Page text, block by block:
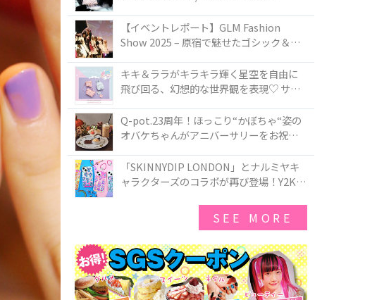
TOKYO
【イベントレポート】GLM Fashion
Show 2025 – 原宿で魅せたゴシック＆ロ
キキ＆ララがキラキラ輝く星空を自由に
飛び回る、幻想的な世界観を表現♡ サマ
50周年アニバーサリーイヤー』を記念し
たコレクションが登場
Q-pot.23周年！ほっこり“かぼちゃ“姿の
オバケちゃんがアニバーサリーをお祝い
ー」が新発売！Q-pot CAFE.では「かぼち
ゃのオバケーキプレート」も登場
「SKINNYDIP LONDON」とナルミヤキ
ャラクターズのコラボが再び登場！Y2Kム
SEE MORE